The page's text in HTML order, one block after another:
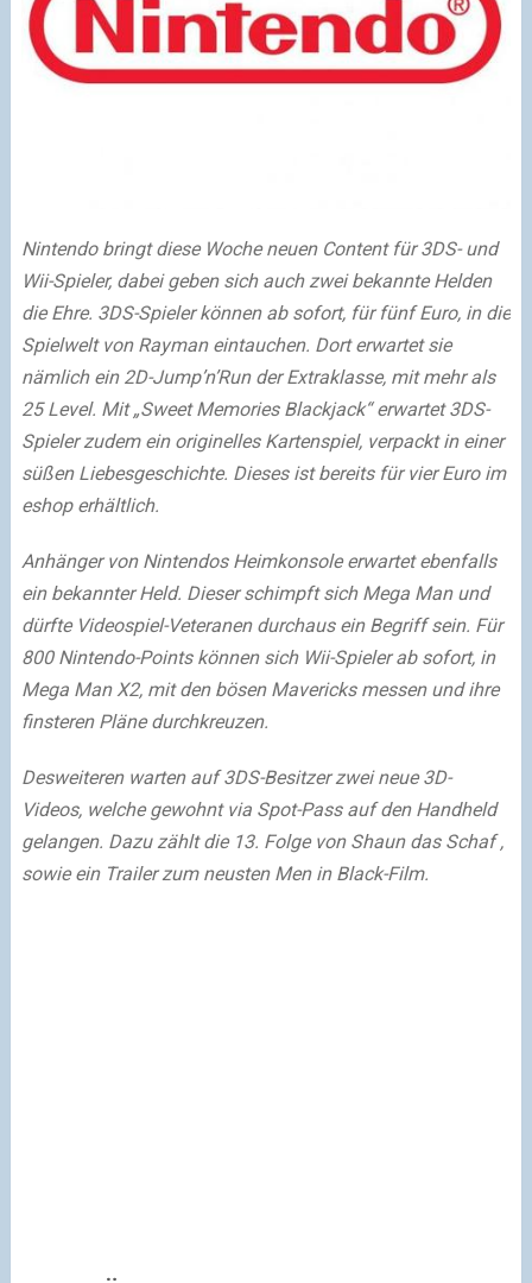
Nintendo bringt diese Woche neuen Content für 3DS- und
Wii-Spieler, dabei geben sich auch zwei bekannte Helden
die Ehre. 3DS-Spieler können ab sofort, für fünf Euro, in die
Spielwelt von Rayman eintauchen. Dort erwartet sie
nämlich ein 2D-Jump’n’Run der Extraklasse, mit mehr als
25 Level. Mit „Sweet Memories Blackjack“ erwartet 3DS-
Spieler zudem ein originelles Kartenspiel, verpackt in einer
süßen Liebesgeschichte. Dieses ist bereits für vier Euro im
eshop erhältlich.
Anhänger von Nintendos Heimkonsole erwartet ebenfalls
ein bekannter Held. Dieser schimpft sich Mega Man und
dürfte Videospiel-Veteranen durchaus ein Begriff sein. Für
800 Nintendo-Points können sich Wii-Spieler ab sofort, in
Mega Man X2, mit den bösen Mavericks messen und ihre
finsteren Pläne durchkreuzen.
Desweiteren warten auf 3DS-Besitzer zwei neue 3D-
Videos, welche gewohnt via Spot-Pass auf den Handheld
gelangen. Dazu zählt die 13. Folge von Shaun das Schaf ,
sowie ein Trailer zum neusten Men in Black-Film.